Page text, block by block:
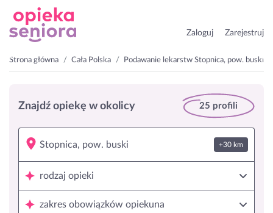
Zaloguj Zarejestruj
Strona główna Cała Polska Podawanie lekarstw Stopnica, pow. buski
Znajdź opiekę w okolicy 25 profili
+30 km
rodzaj opieki
zakres obowiązków opiekuna